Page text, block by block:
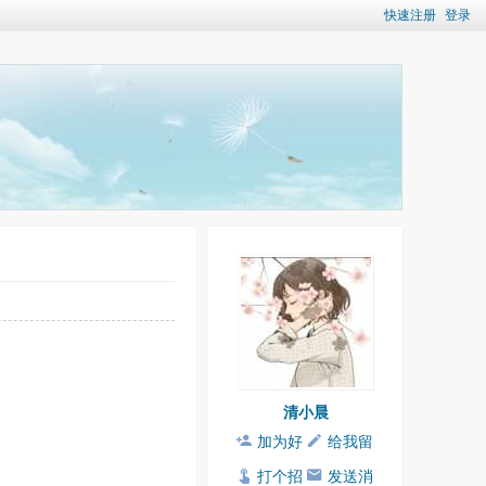
快速注册 登录
清小晨
加为好
友
给我留
言
打个招 发送消